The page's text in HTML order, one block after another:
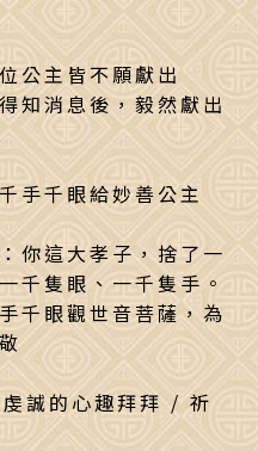
公主皆不願獻出
知消息後，毅然獻出
手千眼給妙善公主
你這大孝子，捨了一
千隻眼、一千隻手。
千眼觀世音菩薩，為
誠的心趣拜拜 / 祈